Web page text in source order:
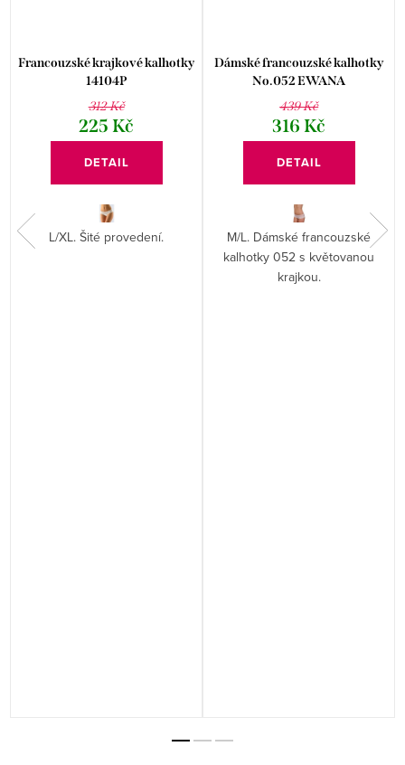
Francouzské krajkové kalhotky
14104P
312 Kč
225 Kč
DETAIL
L/XL. Šité provedení.
Dámské francouzské kalhotky
No.052 EWANA
439 Kč
316 Kč
DETAIL
M/L. Dámské francouzské
kalhotky 052 s květovanou
krajkou.